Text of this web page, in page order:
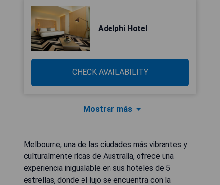
Adelphi Hotel
CHECK AVAILABILITY
Mostrar más
Melbourne, una de las ciudades más vibrantes y
culturalmente ricas de Australia, ofrece una
experiencia inigualable en sus hoteles de 5
estrellas, donde el lujo se encuentra con la